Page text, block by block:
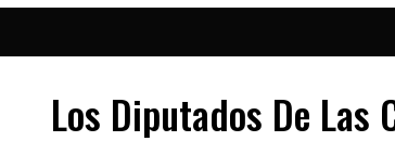
Los Diputados De Las